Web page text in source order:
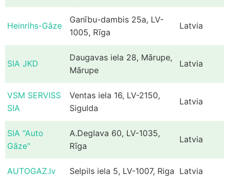
Heinrihs-Gāze
Ganību-dambis 25a, LV-
1005, Rīga
Latvia
SIA JKD
Daugavas iela 28, Mārupe,
Mārupe
Latvia
VSM SERVISS
SIA
Ventas iela 16, LV-2150,
Sigulda
Latvia
SIA "Auto
Gāze"
A.Deglava 60, LV-1035,
Rīga
Latvia
AUTOGAZ.lv Selpils iela 5, LV-1007, Riga Latvia